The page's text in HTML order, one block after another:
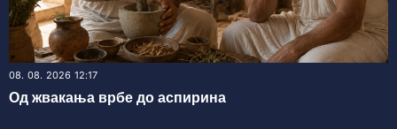
08. 08. 2026 12:17
Од жвакања врбе до аспирина